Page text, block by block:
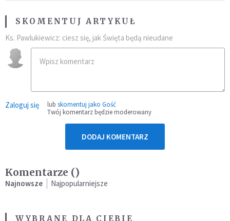
SKOMENTUJ ARTYKUŁ
Ks. Pawlukiewicz: ciesz się, jak Święta będą nieudane
Zaloguj się lub skomentuj jako Gość
Twój komentarz będzie moderowany
DODAJ KOMENTARZ
Komentarze ()
Najnowsze Najpopularniejsze
WYBRANE DLA CIEBIE